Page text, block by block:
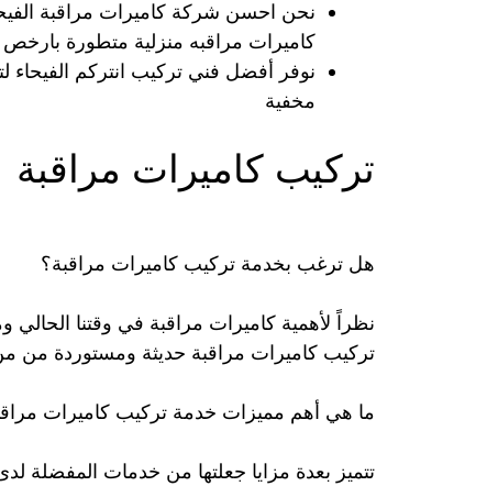
نحن احسن شركة كاميرات مراقبة
كاميرات مراقبه منزلية متطورة بارخص
نوفر أفضل فني تركيب انتركم الفيحاء
مخفية
تركيب كاميرات مراقبة
هل ترغب بخدمة تركيب كاميرات مراقبة؟
نظراً لأهمية كاميرات مراقبة في وقتنا
تركيب كاميرات مراقبة حديثة ومستوردة من من
ما هي أهم مميزات خدمة تركيب كاميرات
تتميز بعدة مزايا جعلتها من خدمات المفضلة